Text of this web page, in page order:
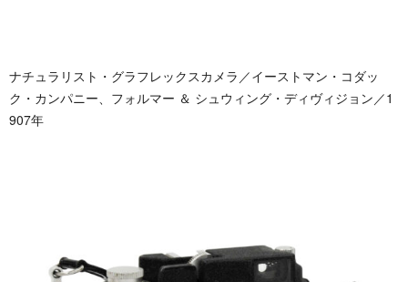
ナチュラリスト・グラフレックスカメラ／イーストマン・コダッ
ク・カンパニー、フォルマー ＆ シュウィング・ディヴィジョン／1
907年